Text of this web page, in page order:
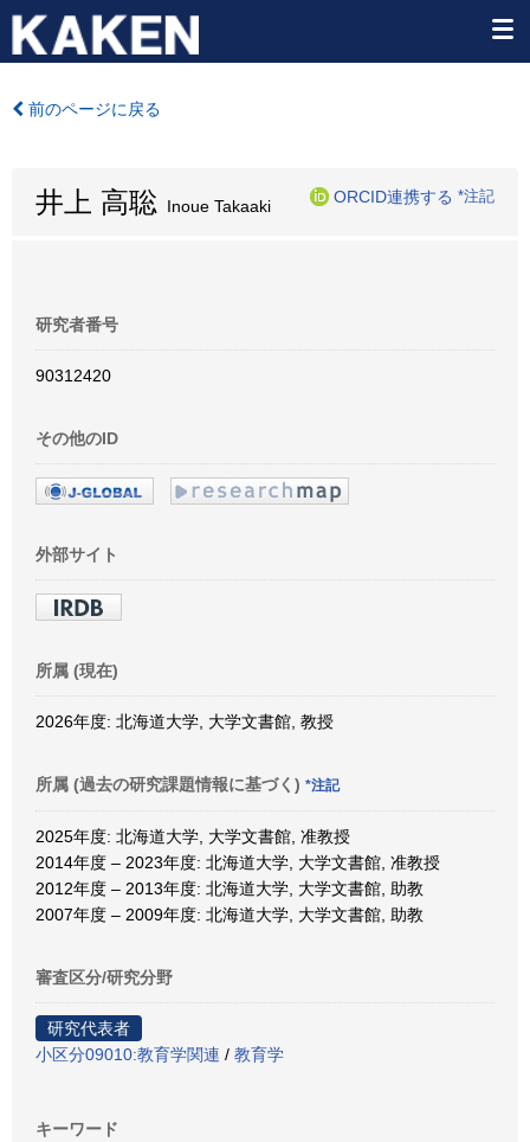
前のページに戻る
井上 高聡 Inoue Takaaki
ORCID連携する *注記
研究者番号
90312420
その他のID
外部サイト
所属 (現在)
2026年度: 北海道大学, 大学文書館, 教授
所属 (過去の研究課題情報に基づく) *注記
2025年度: 北海道大学, 大学文書館, 准教授
2014年度 – 2023年度: 北海道大学, 大学文書館, 准教授
2012年度 – 2013年度: 北海道大学, 大学文書館, 助教
2007年度 – 2009年度: 北海道大学, 大学文書館, 助教
審査区分/研究分野
研究代表者
小区分09010:教育学関連 / 教育学
キーワード